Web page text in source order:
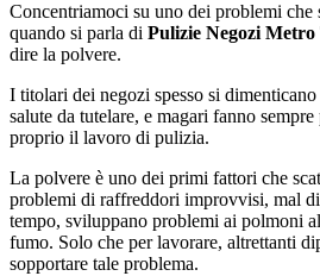
Concentriamoci su uno dei problemi che
quando si parla di Pulizie Negozi Metro
dire la polvere.
I titolari dei negozi spesso si
salute da tutelare, e magari fanno
proprio il lavoro di pulizia.
La polvere è uno dei primi fattori che
problemi di raffreddori improvvisi, mal
tempo, sviluppano problemi ai polmoni
fumo. Solo che per lavorare, altrettanti
sopportare tale problema.